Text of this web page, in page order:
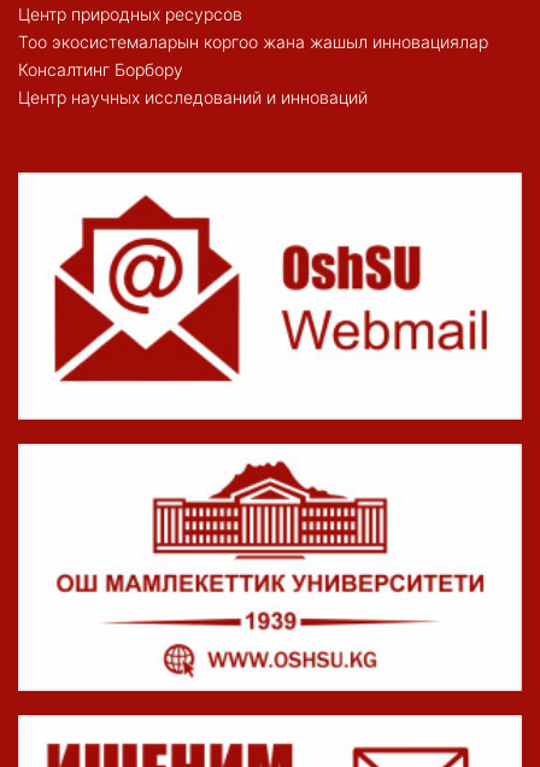
Центр природных ресурсов
Тоо экосистемаларын коргоо жана жашыл инновациялар
Консалтинг Борбору
Центр научных исследований и инноваций